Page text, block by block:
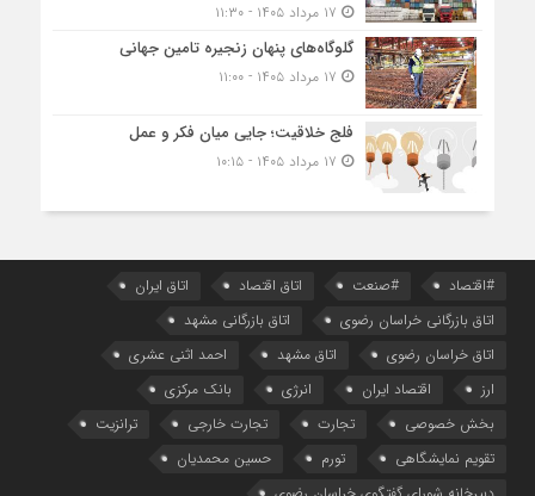
گلوگاه‌های پنهان زنجیره تامین جهانی
فلج خلاقیت؛ جایی میان فکر و عمل
#اقتصاد #صنعت اتاق اقتصاد
اتاق ایران
اتاق بازرگانی خراسان رضوی
اتاق بازرگانی مشهد
اتاق خراسان رضوی
اتاق مشهد
احمد اثنی عشری
ارز
اقتصاد ایران انرژی
بانک مرکزی
بخش خصوصی
تجارت تجارت خارجی
ترانزیت
تقویم نمایشگاهی
تورم
حسین محمدیان